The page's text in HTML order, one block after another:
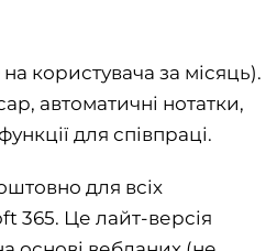
користувача за місяць).
автоматичні нотатки,
для співпраці.
для всіх
365. Це лайт-версія